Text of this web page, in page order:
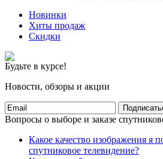
Новинки
Хиты продаж
Скидки
Будьте в курсе!
Новости, обзоры и акции
Вопросы о выборе и заказе
Какое качество изображения я
спутниковое телевидение?